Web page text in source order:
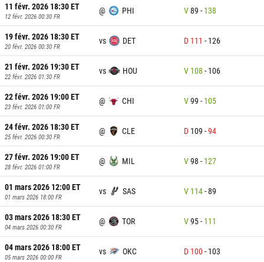
11 févr. 2026 18:30ET
12 févr. 2026 00:30 FR
@ PHI V89 - 138
19 févr. 2026 18:30ET
20 févr. 2026 00:30 FR
vs DET D 111 - 126
21 févr. 2026 19:30ET
22 févr. 2026 01:30 FR
vs HOU V 108 - 106
22 févr. 2026 19:00ET
23 févr. 2026 01:00 FR
@ CHI V99 - 105
24 févr. 2026 18:30ET
25 févr. 2026 00:30 FR
@ CLE D 109 -94
27 févr. 2026 19:00ET
28 févr. 2026 01:00 FR
@ MIL V98 - 127
01 mars 2026 12:00ET
01 mars 2026 18:00 FR
vs SAS V 114-89
03 mars 2026 18:30ET
04 mars 2026 00:30 FR
@ TOR V95- 111
04 mars 2026 18:00ET
05 mars 2026 00:00 FR
vs OKC D 100- 103